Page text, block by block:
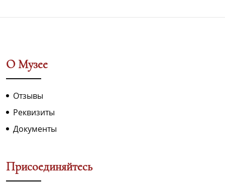
О Музее
Отзывы
Реквизиты
Документы
Присоединяйтесь